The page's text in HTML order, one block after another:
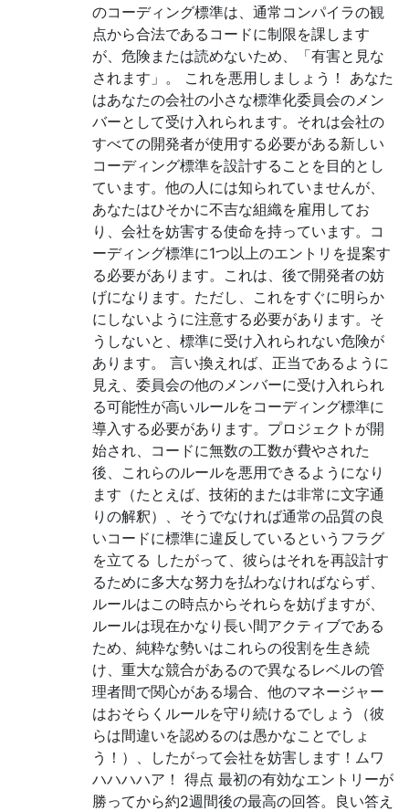
のコーディング標準は、通常コンパイラの観
点から合法であるコードに制限を課します
が、危険または読めないため、「有害と見な
されます」。 これを悪用しましょう！ あなた
はあなたの会社の小さな標準化委員会のメン
バーとして受け入れられます。それは会社の
すべての開発者が使用する必要がある新しい
コーディング標準を設計することを目的とし
ています。他の人には知られていませんが、
あなたはひそかに不吉な組織を雇用してお
り、会社を妨害する使命を持っています。コ
ーディング標準に1つ以上のエントリを提案す
る必要があります。これは、後で開発者の妨
げになります。ただし、これをすぐに明らか
にしないように注意する必要があります。そ
うしないと、標準に受け入れられない危険が
あります。 言い換えれば、正当であるように
見え、委員会の他のメンバーに受け入れられ
る可能性が高いルールをコーディング標準に
導入する必要があります。プロジェクトが開
始され、コードに無数の工数が費やされた
後、これらのルールを悪用できるようになり
ます（たとえば、技術的または非常に文字通
りの解釈）、そうでなければ通常の品質の良
いコードに標準に違反しているというフラグ
を立てる したがって、彼らはそれを再設計す
るために多大な努力を払わなければならず、
ルールはこの時点からそれらを妨げますが、
ルールは現在かなり長い間アクティブである
ため、純粋な勢いはこれらの役割を生き続
け、重大な競合があるので異なるレベルの管
理者間で関心がある場合、他のマネージャー
はおそらくルールを守り続けるでしょう（彼
らは間違いを認めるのは愚かなことでしょ
う！）、したがって会社を妨害します！ムワ
ハハハハア！ 得点 最初の有効なエントリーが
勝ってから約2週間後の最高の回答。良い答え